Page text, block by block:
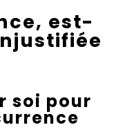
est-
soi pour